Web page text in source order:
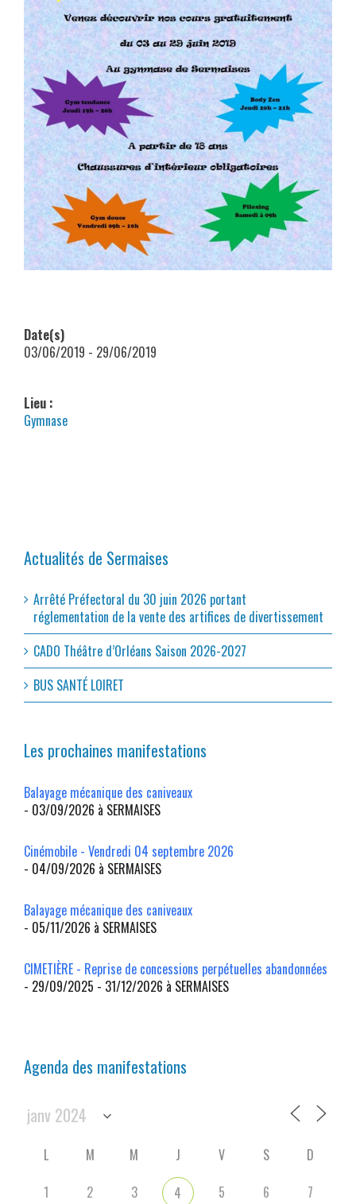
Date(s)
03/06/2019 - 29/06/2019
Lieu :
Gymnase
Actualités de Sermaises
Arrêté Préfectoral du 30 juin 2026 portant
réglementation de la vente des artifices de divertissement
CADO Théâtre d’Orléans Saison 2026-2027
BUS SANTÉ LOIRET
Les prochaines manifestations
Balayage mécanique des caniveaux
- 03/09/2026 à SERMAISES
Cinémobile - Vendredi 04 septembre 2026
- 04/09/2026 à SERMAISES
Balayage mécanique des caniveaux
- 05/11/2026 à SERMAISES
CIMETIÈRE - Reprise de concessions perpétuelles abandonnées
- 29/09/2025 - 31/12/2026 à SERMAISES
Agenda des manifestations
L M M J V S
D
1
2 3 4 5 6 7